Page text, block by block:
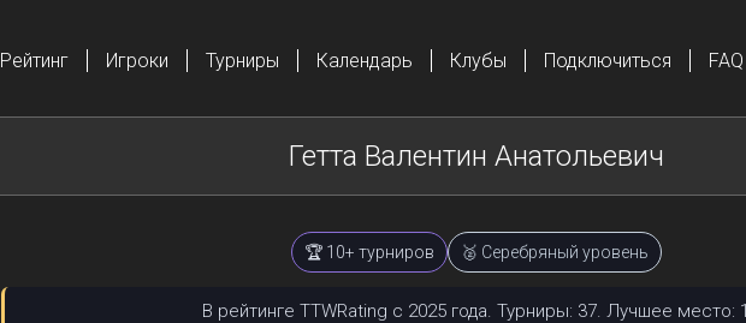
Рейтинг Игроки Турниры Календарь Клубы Подключиться FAQ
Гетта Валентин Анатольевич
🏆 10+ турниров 🥈 Серебряный уровень
В рейтинге TTWRating с 2025 года. Турниры: 37. Лучшее место: